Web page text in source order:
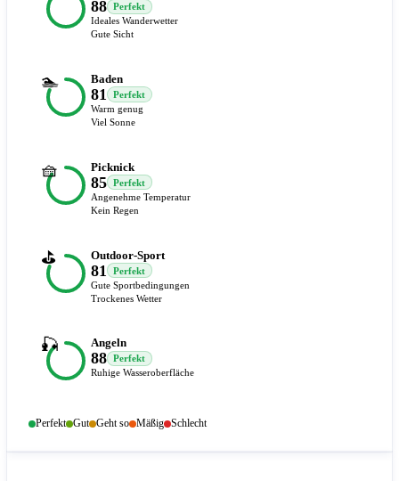
88
Perfekt
Ideales Wanderwetter
Gute Sicht
🏊 Baden
81
Perfekt
Warm genug
Viel Sonne
🧺 Picknick
85
Perfekt
Angenehme Temperatur
Kein Regen
⛳ Outdoor-Sport
81
Perfekt
Gute Sportbedingungen
Trockenes Wetter
🎣 Angeln
88
Perfekt
Ruhige Wasseroberfläche
Perfekt Gut Geht so Mäßig Schlecht